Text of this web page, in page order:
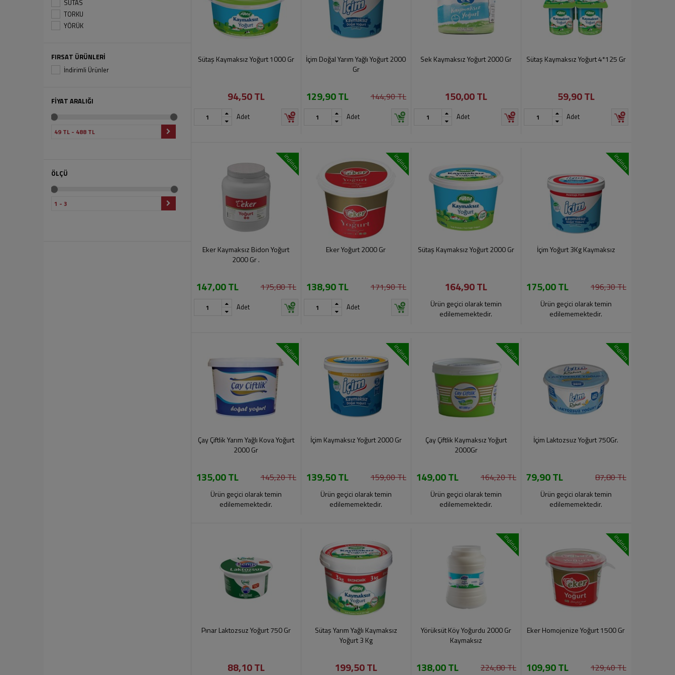
SUTAS
TORKU
YÖRÜK
FIRSAT ÜRÜNLERİ
İndirimli Ürünler
FİYAT ARALIĞI
ÖLÇÜ
Sütaş Kaymaksız Yoğurt 1000 Gr
94,50 TL
Adet
İçim Doğal Yarım Yağlı Yoğurt 2000
Gr
129,90 TL 144,90 TL
Adet
Sek Kaymaksız Yoğurt 2000 Gr
150,00 TL
Adet
Sütaş Kaymaksız Yoğurt 4*125 Gr
59,90 TL
Adet
indirim
Eker Kaymaksız Bidon Yoğurt
2000 Gr .
147,00 TL 175,80 TL
Adet
indirim
Eker Yoğurt 2000 Gr
138,90 TL 171,90 TL
Adet
Sütaş Kaymaksız Yoğurt 2000 Gr
164,90 TL
Ürün geçici olarak temin
edilememektedir.
indirim
İçim Yoğurt 3Kg Kaymaksız
175,00 TL 196,30 TL
Ürün geçici olarak temin
edilememektedir.
indirim
Çay Çiftlik Yarım Yağlı Kova Yoğurt
2000 Gr
135,00 TL 145,20 TL
Ürün geçici olarak temin
edilememektedir.
indirim
İçim Kaymaksız Yoğurt 2000 Gr
139,50 TL 159,00 TL
Ürün geçici olarak temin
edilememektedir.
indirim
Çay Çiftlik Kaymaksız Yoğurt
2000Gr
149,00 TL 164,20 TL
Ürün geçici olarak temin
edilememektedir.
indirim
İçim Laktozsuz Yoğurt 750Gr.
79,90 TL 87,80 TL
Ürün geçici olarak temin
edilememektedir.
Pınar Laktozsuz Yoğurt 750 Gr
88,10 TL
Sütaş Yarım Yağlı Kaymaksız
Yoğurt 3 Kg
199,50 TL
indirim
Yörüksüt Köy Yoğurdu 2000 Gr
Kaymaksız
138,00 TL 224,80 TL
indirim
Eker Homojenize Yoğurt 1500 Gr
109,90 TL 129,40 TL